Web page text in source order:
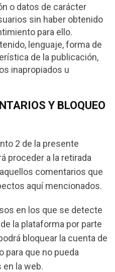
o datos de carácter
sin haber obtenido
para ello.
lenguaje, forma de
de la publicación,
inapropiados u
Y BLOQUEO
2 de la presente
proceder a la retirada
comentarios que
aquí mencionados.
en los que se detecte
la plataforma por parte
bloquear la cuenta de
para que no pueda
la web.